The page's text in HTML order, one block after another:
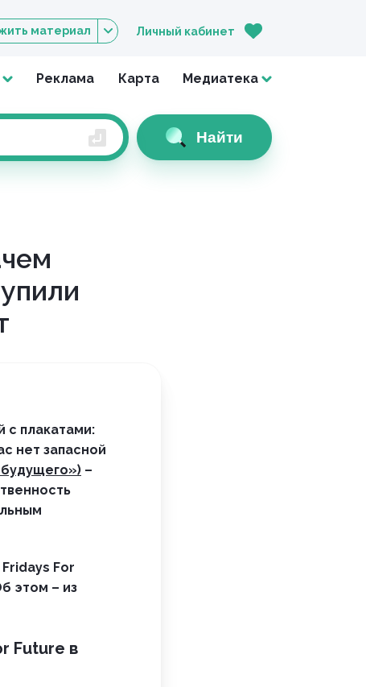
материал Личный кабинет
Реклама Карта Медиатека
Найти
с плакатами:
нет запасной
будущего») –
For
этом – из
Future в